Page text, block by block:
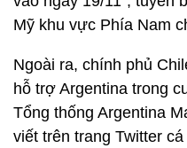
Mỹ khu vực Phía Nam
Ngoài ra, chính phủ
hỗ trợ Argentina trong
Tổng thống Argentina
viết trên trang Twitter